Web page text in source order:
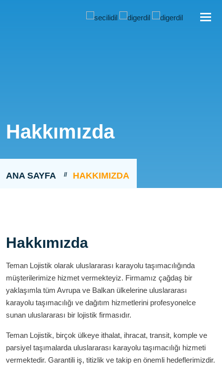
Hakkımızda
ANA SAYFA HAKKIMIZDA
Hakkımızda
Teman Lojistik olarak uluslararası karayolu taşımacılığında
müşterilerimize hizmet vermekteyiz. Firmamız çağdaş bir
yaklaşımla tüm Avrupa ve Balkan ülkelerine uluslararası
karayolu taşımacılığı ve dağıtım hizmetlerini profesyonelce
sunan uluslararası bir lojistik firmasıdır.
Teman Lojistik, birçok ülkeye ithalat, ihracat, transit, komple ve
parsiyel taşımalarda uluslararası karayolu taşımacılığı hizmeti
vermektedir. Garantili iş, titizlik ve takip en önemli hedeflerimizdir.